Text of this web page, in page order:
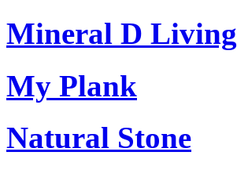
Mineral D Living
My Plank
Natural Stone